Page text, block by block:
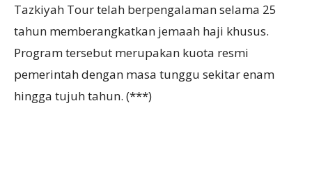
Tazkiyah Tour telah berpengalaman selama 25
tahun memberangkatkan jemaah haji khusus.
Program tersebut merupakan kuota resmi
pemerintah dengan masa tunggu sekitar enam
hingga tujuh tahun. (***)